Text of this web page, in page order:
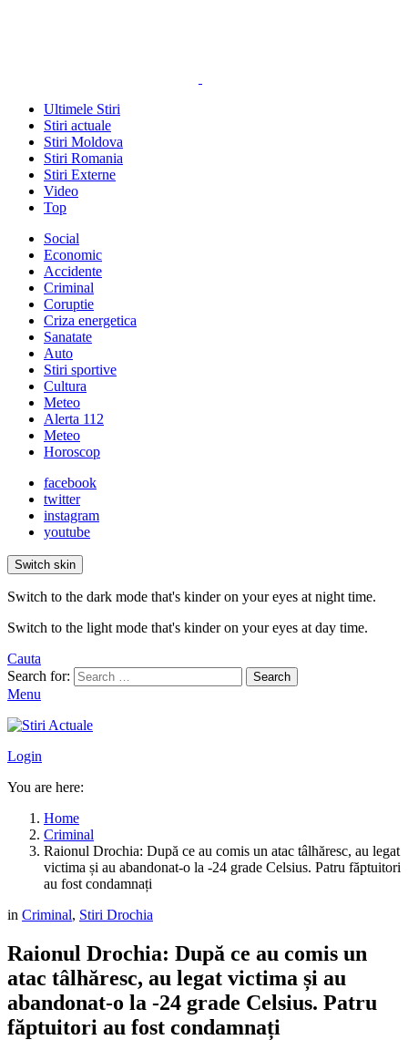
Ultimele Stiri
Stiri actuale
Stiri Moldova
Stiri Romania
Stiri Externe
Video
Top
Social
Economic
Accidente
Criminal
Coruptie
Criza energetica
Sanatate
Auto
Stiri sportive
Cultura
Meteo
Alerta 112
Meteo
Horoscop
facebook
twitter
instagram
youtube
Switch skin
Switch to the dark mode that's kinder on your eyes at night time.
Switch to the light mode that's kinder on your eyes at day time.
Cauta
Search for:
Search
Menu
Login
You are here:
Home
Criminal
Raionul Drochia: După ce au comis un atac tâlhăresc, au legat
victima și au abandonat-o la -24 grade Celsius. Patru făptuitori
au fost condamnați
in Criminal, Stiri Drochia
Raionul Drochia: După ce au comis un
atac tâlhăresc, au legat victima și au
abandonat-o la -24 grade Celsius. Patru
făptuitori au fost condamnați